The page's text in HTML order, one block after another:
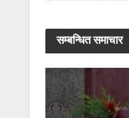
सम्बन्धित समाचार